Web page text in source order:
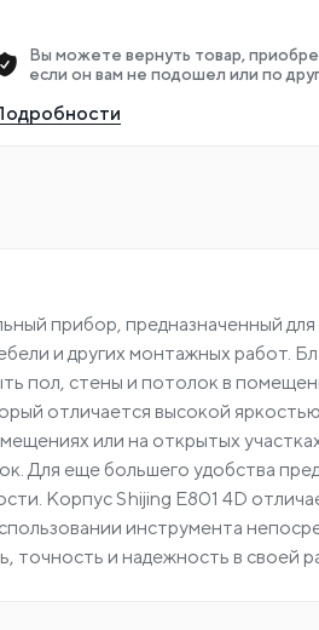
Вы можете вернуть товар,
если он вам не подошел или по
прибор, предназначенный
и других монтажных работ.
пол, стены и потолок в
отличается высокой
или на открытых
Для еще большего удобства
Корпус Shijing E801 4D
инструмента
точность и надежность в своей